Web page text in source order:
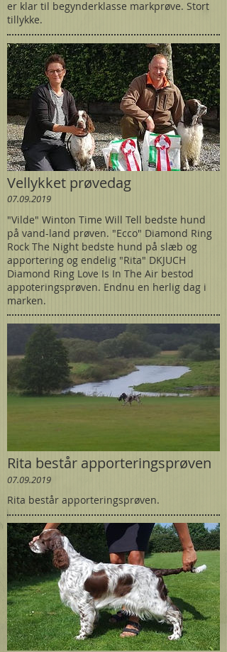
er klar til begynderklasse markprøve. Stort
tillykke.
Vellykket prøvedag
07.09.2019
"Vilde" Winton Time Will Tell bedste hund
på vand-land prøven. "Ecco" Diamond Ring
Rock The Night bedste hund på slæb og
apportering og endelig "Rita" DKJUCH
Diamond Ring Love Is In The Air bestod
appoteringsprøven. Endnu en herlig dag i
marken.
Rita består apporteringsprøven
07.09.2019
Rita består apporteringsprøven.